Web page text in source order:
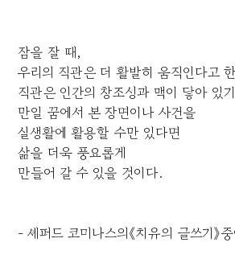
잠을 잘 때,
우리의 직관은 더 활발히 움직인다고
직관은 인간의 창조성과 맥이 닿아 있
만일 꿈에서 본 장면이나 사건을
실생활에 활용할 수만 있다면
삶을 더욱 풍요롭게
만들어 갈 수 있을 것이다.
- 셰퍼드 코미나스의《치유의 글쓰기》